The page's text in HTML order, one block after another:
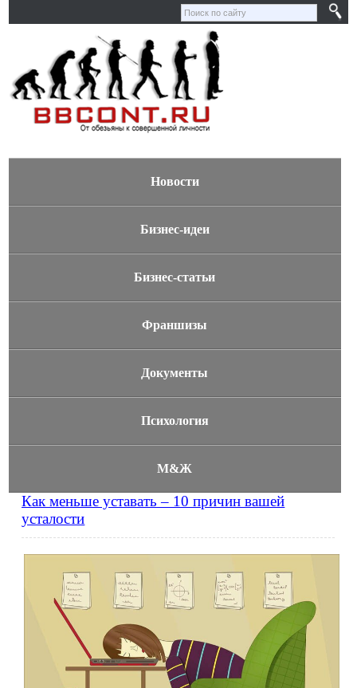
Новости
Бизнес-идеи
Бизнес-статьи
Франшизы
Документы
Психология
М&Ж
Как меньше уставать – 10 причин вашей
усталости